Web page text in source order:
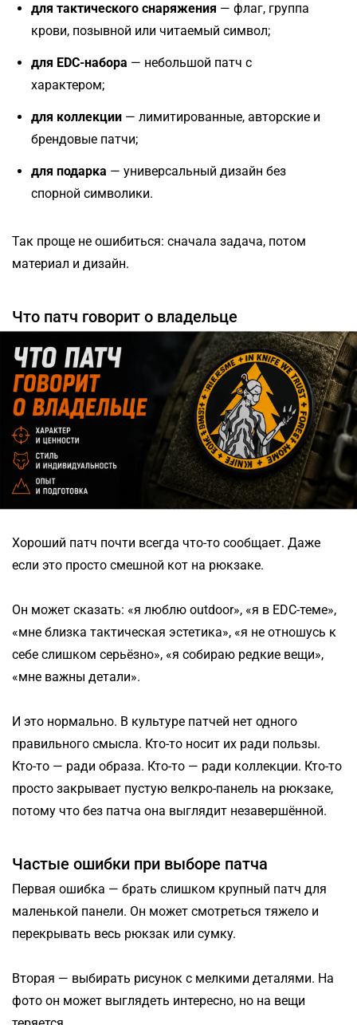
для тактического снаряжения — флаг, группа
крови, позывной или читаемый символ;
для EDC-набора — небольшой патч с
характером;
для коллекции — лимитированные, авторские и
брендовые патчи;
для подарка — универсальный дизайн без
спорной символики.
Так проще не ошибиться: сначала задача, потом
материал и дизайн.
Что патч говорит о владельце
Хороший патч почти всегда что-то сообщает. Даже
если это просто смешной кот на рюкзаке.
Он может сказать: «я люблю outdoor», «я в EDC-теме»,
«мне близка тактическая эстетика», «я не отношусь к
себе слишком серьёзно», «я собираю редкие вещи»,
«мне важны детали».
И это нормально. В культуре патчей нет одного
правильного смысла. Кто-то носит их ради пользы.
Кто-то — ради образа. Кто-то — ради коллекции. Кто-то
просто закрывает пустую велкро-панель на рюкзаке,
потому что без патча она выглядит незавершённой.
Частые ошибки при выборе патча
Первая ошибка — брать слишком крупный патч для
маленькой панели. Он может смотреться тяжело и
перекрывать весь рюкзак или сумку.
Вторая — выбирать рисунок с мелкими деталями. На
фото он может выглядеть интересно, но на вещи